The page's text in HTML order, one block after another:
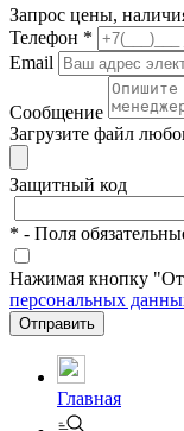
Запрос цены,
Телефон *
Email
Сообщение
Загрузите файл
Защитный код
* - Поля
Нажимая кнопку
персональных
Отправить
Главная